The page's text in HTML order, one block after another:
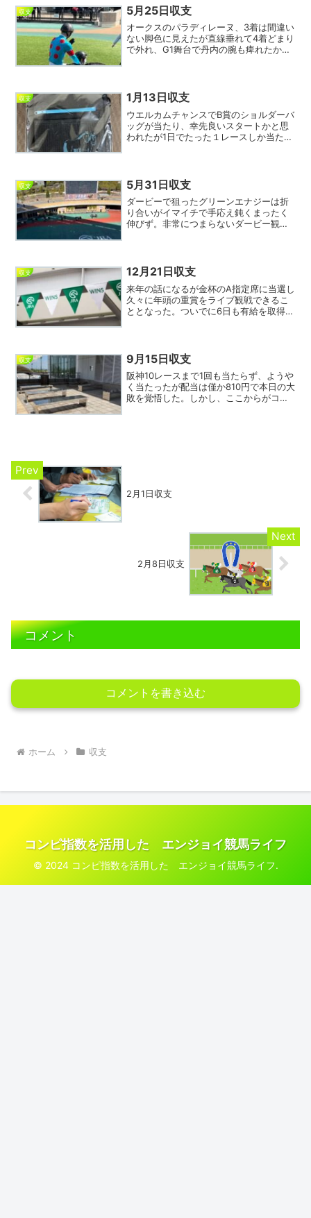
思うのだが、気のせ...
収支 5月25日収支
オークスのパラディレーヌ、3着は間違い
ない脚色に見えたが直線垂れて4着どまり
で外れ、G1舞台で丹内の腕も痺れたか。
①アルマベロー...
収支 1月13日収支
ウエルカムチャンスでB賞のショルダーバ
ッグが当たり、幸先良いスタートかと思
われたが1日でたった１レースしか当たら
後も横山武を外...
収支 5月31日収支
ダービーで狙ったグリーンエナジーは折
り合いがイマイチで手応え鈍くまったく
伸びず。非常につまらないダービー観戦
に見えないのだが変幻自在...
収支 12月21日収支
来年の話になるが金杯のA指定席に当選し
久々に年頭の重賞をライブ観戦できるこ
ととなった。ついでに6日も有給を取得す
ス収支でフィニッシ...
収支 9月15日収支
阪神10レースまで1回も当たらず、ようや
く当たったが配当は僅か810円で本日の大
敗を覚悟した。しかし、ここからがコン
2月1日収支
2月8日収支
コメント
コメントを書き込む
ホーム 収支
コンピ指数を活用した エンジョイ競馬ライフ
© 2024 コンピ指数を活用した エンジョイ競馬ライフ.